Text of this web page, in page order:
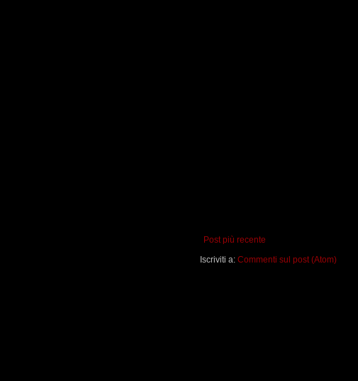
Post più recente
Iscriviti a: Commenti sul post (Atom)